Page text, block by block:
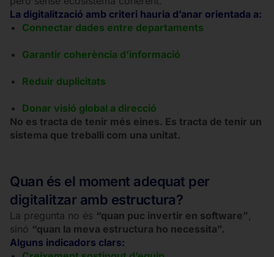
La digitalització amb criteri hauria d’anar orientada a:
Connectar dades entre departaments
Garantir coherència d’informació
Reduir duplicitats
Donar visió global a direcció
No es tracta de tenir més eines. Es tracta de tenir un
sistema que treballi com una unitat.
Quan és el moment adequat per
digitalitzar amb estructura?
La pregunta no és “quan puc invertir en software”
sinó “quan la meva estructura ho necessita”.
Alguns indicadors clars: